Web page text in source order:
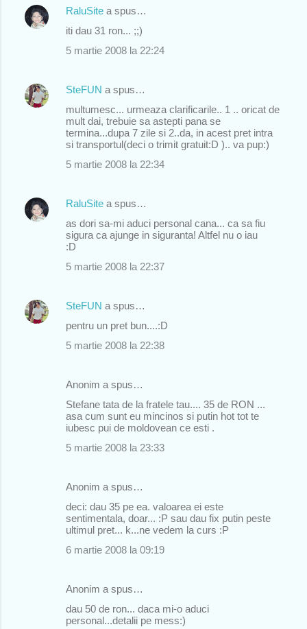
t
a
i
RaluSite a spus…
iti dau 31 ron... ;;)
5 martie 2008 la 22:24
SteFUN a spus…
multumesc... urmeaza clarificarile.. 1 .. oricat de
mult dai, trebuie sa astepti pana se
termina...dupa 7 zile si 2..da, in acest pret intra
si transportul(deci o trimit gratuit:D ).. va pup:)
5 martie 2008 la 22:34
RaluSite a spus…
as dori sa-mi aduci personal cana... ca sa fiu
sigura ca ajunge in siguranta! Altfel nu o iau
:D
5 martie 2008 la 22:37
SteFUN a spus…
pentru un pret bun....:D
5 martie 2008 la 22:38
Anonim a spus…
Stefane tata de la fratele tau.... 35 de RON ...
asa cum sunt eu mincinos si putin hot tot te
iubesc pui de moldovean ce esti .
5 martie 2008 la 23:33
Anonim a spus…
deci: dau 35 pe ea. valoarea ei este
sentimentala, doar... :P sau dau fix putin peste
ultimul pret... k...ne vedem la curs :P
6 martie 2008 la 09:19
Anonim a spus…
dau 50 de ron... daca mi-o aduci
personal...detalii pe mess:)